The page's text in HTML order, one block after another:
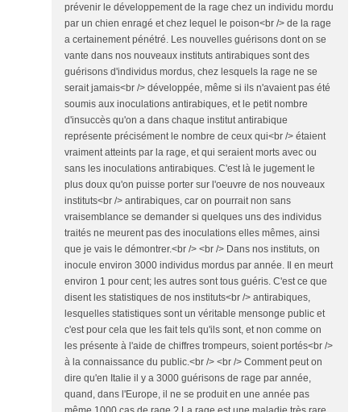
prévenir le développement de la rage chez un individu mordu
par un chien enragé et chez lequel le poison<br /> de la rage
a certainement pénétré. Les nouvelles guérisons dont on se
vante dans nos nouveaux instituts antirabiques sont des
guérisons d'individus mordus, chez lesquels la rage ne se
serait jamais<br /> développée, même si ils n'avaient pas été
soumis aux inoculations antirabiques, et le petit nombre
d'insuccès qu'on a dans chaque institut antirabique
représente précisément le nombre de ceux qui<br /> étaient
vraiment atteints par la rage, et qui seraient morts avec ou
sans les inoculations antirabiques. C'est là le jugement le
plus doux qu'on puisse porter sur l'oeuvre de nos nouveaux
instituts<br /> antirabiques, car on pourrait non sans
vraisemblance se demander si quelques uns des individus
traités ne meurent pas des inoculations elles mêmes, ainsi
que je vais le démontrer.<br /> <br /> Dans nos instituts, on
inocule environ 3000 individus mordus par année. Il en meurt
environ 1 pour cent; les autres sont tous guéris. C'est ce que
disent les statistiques de nos instituts<br /> antirabiques,
lesquelles statistiques sont un véritable mensonge public et
c'est pour cela que les fait tels qu'ils sont, et non comme on
les présente à l'aide de chiffres trompeurs, soient portés<br />
à la connaissance du public.<br /> <br /> Comment peut on
dire qu'en Italie il y a 3000 guérisons de rage par année,
quand, dans l'Europe, il ne se produit en une année pas